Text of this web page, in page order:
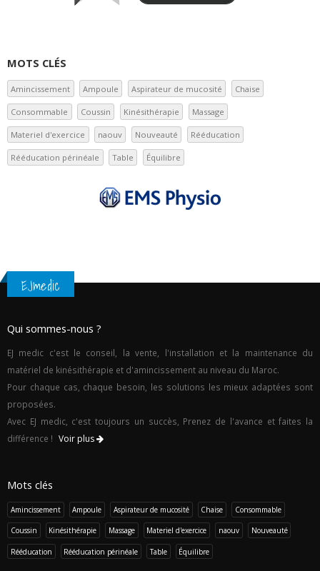
MOTS CLÉS
Amincissement Ampoule Aspirateur de mucosité Chaise
Consommable Coussin Kinésithérapie Massage
Materiel d'exercice naouv Nouveauté Rééducation
Rééducation périnéale Table Équilibre
EJmedic
Qui sommes-nous ?
EJ medic c'est le conseil, la vente, l'installation et la maintenance du
matériel de kinésithérapie et d'amincissement au niveau du Maroc.
Pour chaque cas, chaque besoin, les solutions les mieux adaptées sont
proposées.
Avec EJ medic, c'est toujours un succès, Prenez de l'avance et faites la
différence ! Voir plus
Mots clés
Amincissement Ampoule Aspirateur de mucosité Chaise Consommable
Coussin Kinésithérapie Massage Materiel d'exercice naouv Nouveauté
Rééducation Rééducation périnéale Table Équilibre